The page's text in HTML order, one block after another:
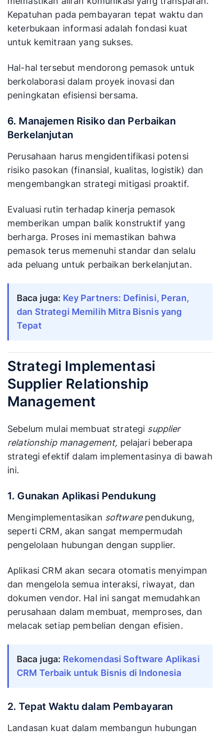
Kepatuhan pada pembayaran tepat waktu dan
keterbukaan informasi adalah fondasi kuat
untuk kemitraan yang sukses.
Hal-hal tersebut mendorong pemasok untuk
berkolaborasi dalam proyek inovasi dan
peningkatan efisiensi bersama.
6. Manajemen Risiko dan Perbaikan
Berkelanjutan
Perusahaan harus mengidentifikasi potensi
risiko pasokan (finansial, kualitas, logistik) dan
mengembangkan strategi mitigasi proaktif.
Evaluasi rutin terhadap kinerja pemasok
memberikan umpan balik konstruktif yang
berharga. Proses ini memastikan bahwa
pemasok terus memenuhi standar dan selalu
ada peluang untuk perbaikan berkelanjutan.
Baca juga: Key Partners: Definisi, Peran,
dan Strategi Memilih Mitra Bisnis yang
Tepat
Strategi Implementasi
Supplier Relationship
Management
Sebelum mulai membuat strategi supplier
relationship management, pelajari beberapa
strategi efektif dalam implementasinya di bawah
ini.
1. Gunakan Aplikasi Pendukung
Mengimplementasikan software pendukung,
seperti CRM, akan sangat mempermudah
pengelolaan hubungan dengan supplier.
Aplikasi CRM akan secara otomatis menyimpan
dan mengelola semua interaksi, riwayat, dan
dokumen vendor. Hal ini sangat memudahkan
perusahaan dalam membuat, memproses, dan
melacak setiap pembelian dengan efisien.
Baca juga: Rekomendasi Software Aplikasi
CRM Terbaik untuk Bisnis di Indonesia
2. Tepat Waktu dalam Pembayaran
Landasan kuat dalam membangun hubungan